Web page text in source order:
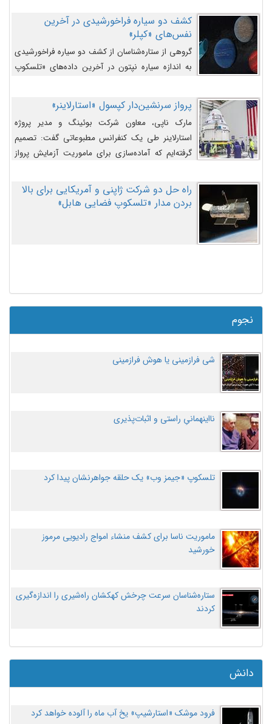
کشف دو سیاره فراخورشیدی در آخرین
نفس‌های «کپلر»
گروهی از ستاره‌شناسان از کشف دو سیاره فراخورشیدی
به اندازه سیاره نپتون در آخرین داده‌های «تلسکوپ
پرواز سرنشین‌دار کپسول «استارلاینر»
مارک ناپی، معاون شرکت بوئینگ و مدیر پروژه
استارلاینر طی یک کنفرانس مطبوعاتی گفت: تصمیم
گرفته‌ایم که آماده‌سازی برای ماموریت آزمایش پرواز
اصلاح کنیم.
راه حل دو شرکت ژاپنی و آمریکایی برای بالا
بردن مدار «تلسکوپ فضایی هابل»
نجوم
شی فرازمینی یا هوش فرازمینی
نااینهمانیِ راستی و اثبات‌پذیری
تلسکوپ «جیمز وب» یک حلقه جواهرنشان پیدا کرد
ماموریت ناسا برای کشف منشاء امواج رادیویی مرموز
خورشید
ستاره‌شناسان سرعت چرخش کهکشان راه‌شیری را اندازه‌گیری
کردند
دانش
فرود موشک «استارشیپ» یخ آب ماه را آلوده خواهد کرد